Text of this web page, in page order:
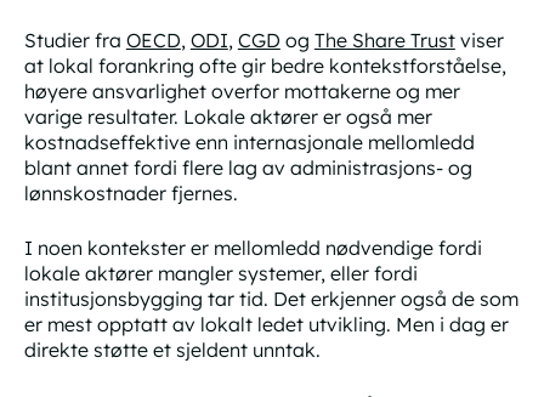
Studier fra OECD, ODI, CGD og The Share Trustviser
at lokal forankring ofte gir bedre kontekstforståelse,
høyere ansvarlighet overfor mottakerne og mer
varige resultater. Lokale aktører er også mer
kostnadseffektive enn internasjonale mellomledd
blant annet fordi flere lag av administrasjons- og
lønnskostnader fjernes.
I noen kontekster er mellomledd nødvendige fordi
lokale aktører mangler systemer, eller fordi
institusjonsbygging tar tid. Det erkjenner også de som
er mest opptatt av lokalt ledet utvikling. Men i dag er
direkte støtte et sjeldent unntak.